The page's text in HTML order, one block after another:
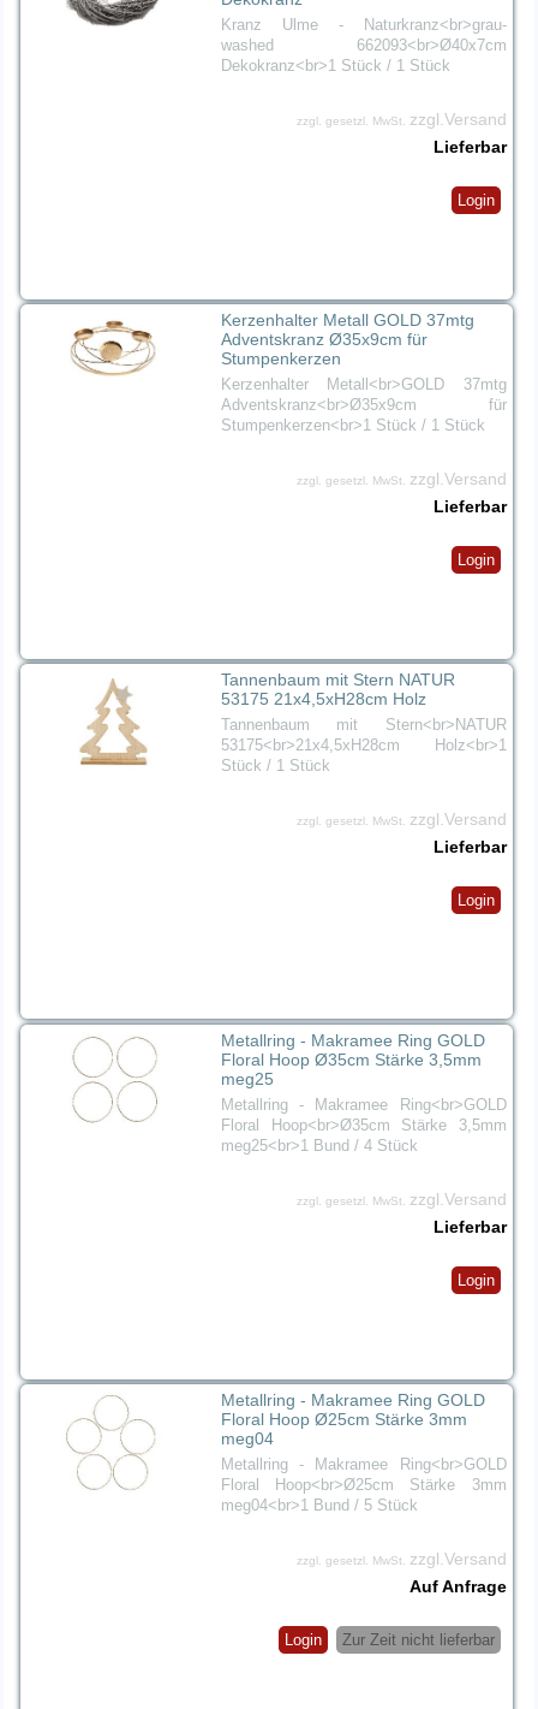
Kranz Ulme - Naturkranz<br>grau-
washed 662093<br>Ø40x7cm
Dekokranz<br>1 Stück / 1 Stück
zzgl. gesetzl. MwSt.
zzgl.Versand
Lieferbar
Login
Kerzenhalter Metall GOLD 37mtg
Adventskranz Ø35x9cm für
Stumpenkerzen
Kerzenhalter Metall<br>GOLD 37mtg
Adventskranz<br>Ø35x9cm für
Stumpenkerzen<br>1 Stück / 1 Stück
zzgl. gesetzl. MwSt. zzgl.Versand
Lieferbar
Login
Tannenbaum mit Stern NATUR
53175 21x4,5xH28cm Holz
Tannenbaum mit Stern<br>NATUR
53175<br>21x4,5xH28cm Holz<br>1
Stück / 1 Stück
zzgl. gesetzl. MwSt. zzgl.Versand
Lieferbar
Login
Metallring - Makramee Ring GOLD
Floral Hoop Ø35cm Stärke 3,5mm
meg25
Metallring - Makramee Ring<br>GOLD
Floral Hoop<br>Ø35cm Stärke 3,5mm
meg25<br>1 Bund / 4 Stück
zzgl. gesetzl. MwSt.
zzgl.Versand
Lieferbar
Login
Metallring - Makramee Ring GOLD
Floral Hoop Ø25cm Stärke 3mm
meg04
Metallring - Makramee Ring<br>GOLD
Floral Hoop<br>Ø25cm Stärke 3mm
meg04<br>1 Bund / 5 Stück
zzgl. gesetzl. MwSt.
zzgl.Versand
Auf Anfrage
Zur Zeit nicht lieferbar
Login